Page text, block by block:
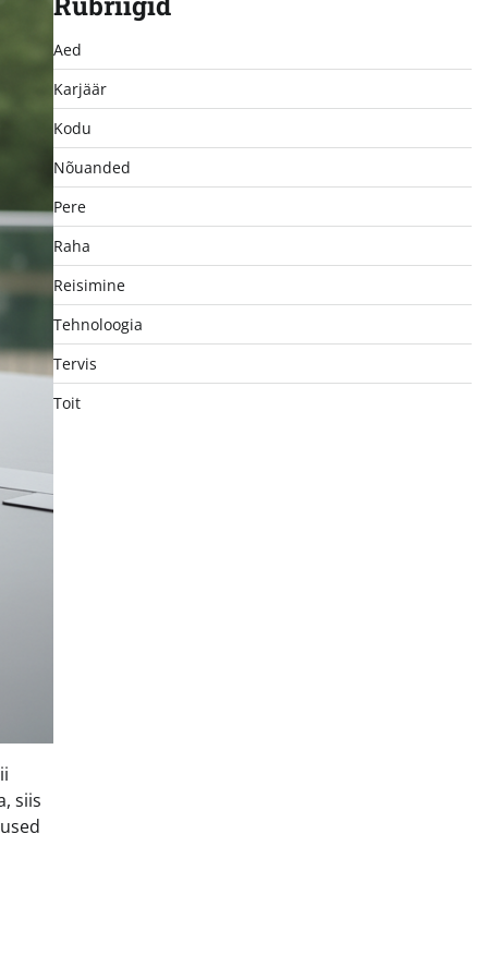
siis
Aed
Karjäär
Kodu
Nõuanded
Pere
Raha
Reisimine
Tehnoloogia
Tervis
Toit